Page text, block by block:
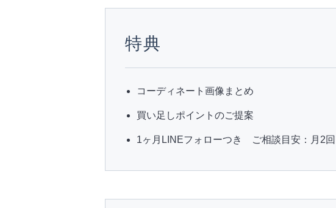
特典
コーディネート画像まとめ
買い足しポイントのご提案
1ヶ月LINEフォローつき ご相談目安：月2